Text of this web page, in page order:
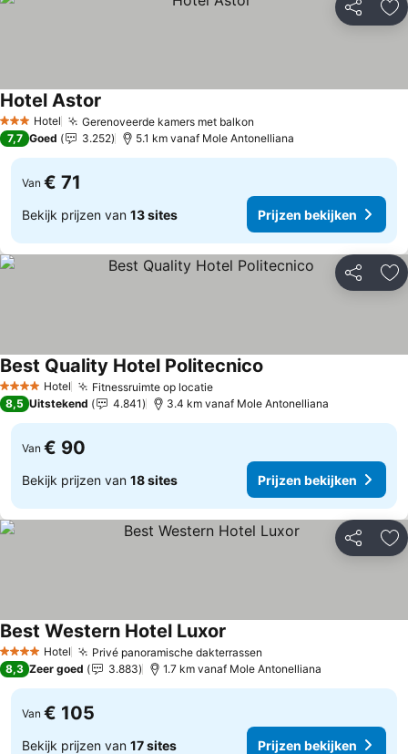
Delen
3 SterrenHotel Gerenoveerde kamers met balkon
Hotel Astor
7,7 Goed 3.252 5.1 km vanaf Mole Antonelliana
Van € 71
Bekijk prijzen van 13 sites Prijzen bekijken
Delen
4 SterrenHotel Fitnessruimte op locatie
Best Quality Hotel Politecnico
8,5 Uitstekend 4.841 3.4 km vanaf Mole Antonelliana
Van € 90
Bekijk prijzen van 18 sites Prijzen bekijken
Delen
4 SterrenHotel Privé panoramische dakterrassen
Best Western Hotel Luxor
8,3 Zeer goed 3.883 1.7 km vanaf Mole Antonelliana
Van € 105
Bekijk prijzen van 17 sites Prijzen bekijken